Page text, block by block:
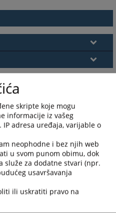
skripte koje mogu
informacije iz vašeg
adresa uređaja, varijable o
neophodne i bez njih web
u svom punom obimu, dok
služe za dodatne stvari (npr.
usavršavanja
ili uskratiti pravo na